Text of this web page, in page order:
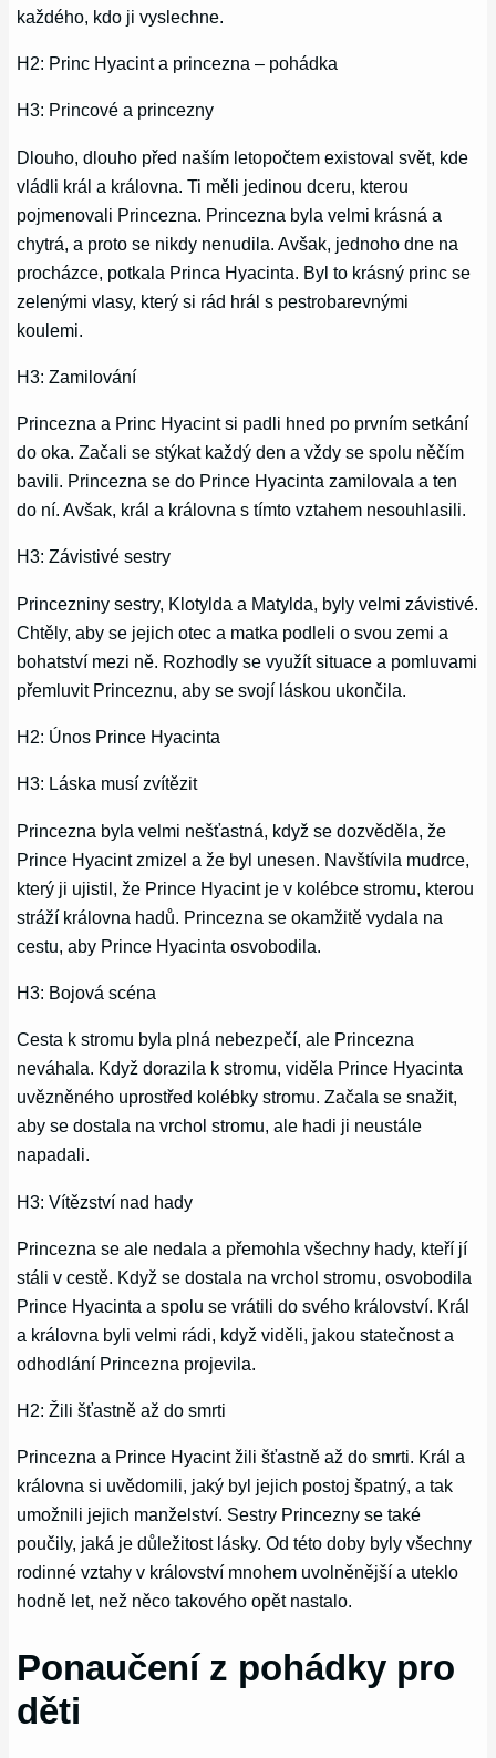
každého, kdo ji vyslechne.
H2: Princ Hyacint a princezna – pohádka
H3: Princové a princezny
Dlouho, dlouho před naším letopočtem existoval svět, kde
vládli král a královna. Ti měli jedinou dceru, kterou
pojmenovali Princezna. Princezna byla velmi krásná a
chytrá, a proto se nikdy nenudila. Avšak, jednoho dne na
procházce, potkala Princa Hyacinta. Byl to krásný princ se
zelenými vlasy, který si rád hrál s pestrobarevnými
koulemi.
H3: Zamilování
Princezna a Princ Hyacint si padli hned po prvním setkání
do oka. Začali se stýkat každý den a vždy se spolu něčím
bavili. Princezna se do Prince Hyacinta zamilovala a ten
do ní. Avšak, král a královna s tímto vztahem nesouhlasili.
H3: Závistivé sestry
Princezniny sestry, Klotylda a Matylda, byly velmi závistivé.
Chtěly, aby se jejich otec a matka podleli o svou zemi a
bohatství mezi ně. Rozhodly se využít situace a pomluvami
přemluvit Princeznu, aby se svojí láskou ukončila.
H2: Únos Prince Hyacinta
H3: Láska musí zvítězit
Princezna byla velmi nešťastná, když se dozvěděla, že
Prince Hyacint zmizel a že byl unesen. Navštívila mudrce,
který ji ujistil, že Prince Hyacint je v kolébce stromu, kterou
stráží královna hadů. Princezna se okamžitě vydala na
cestu, aby Prince Hyacinta osvobodila.
H3: Bojová scéna
Cesta k stromu byla plná nebezpečí, ale Princezna
neváhala. Když dorazila k stromu, viděla Prince Hyacinta
uvězněného uprostřed kolébky stromu. Začala se snažit,
aby se dostala na vrchol stromu, ale hadi ji neustále
napadali.
H3: Vítězství nad hady
Princezna se ale nedala a přemohla všechny hady, kteří jí
stáli v cestě. Když se dostala na vrchol stromu, osvobodila
Prince Hyacinta a spolu se vrátili do svého království. Král
a královna byli velmi rádi, když viděli, jakou statečnost a
odhodlání Princezna projevila.
H2: Žili šťastně až do smrti
Princezna a Prince Hyacint žili šťastně až do smrti. Král a
královna si uvědomili, jaký byl jejich postoj špatný, a tak
umožnili jejich manželství. Sestry Princezny se také
poučily, jaká je důležitost lásky. Od této doby byly všechny
rodinné vztahy v království mnohem uvolněnější a uteklo
hodně let, než něco takového opět nastalo.
Ponaučení z pohádky pro
děti